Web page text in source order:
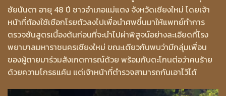
ชัยนันตา อายุ 48 ปี ชาวอำเภอแม่แตง จังหวัดเชียงใหม่ โดยเจ้า
หน้าที่ต้องใช้เชือกโรยตัวลงไปเพื่อนำศพขึ้นมาให้แพทย์ทำการ
ตรวจชันสูตรเบื้องต้นก่อนที่จะนำไปผ่าพิสูจน์อย่างละเอียดที่โรง
พยาบาลมหาราชนครเชียงใหม่ ขณะเดียวกันพบว่ามีกลุ่มเพื่อน
ของผู้ตายมาร่วมสังเกตการณ์ด้วย พร้อมกับตะโกนต่อว่าคนร้าย
ด้วยความโกรธแค้น แต่เจ้าหน้าที่ตำรวจสามารถกันเอาไว้ได้